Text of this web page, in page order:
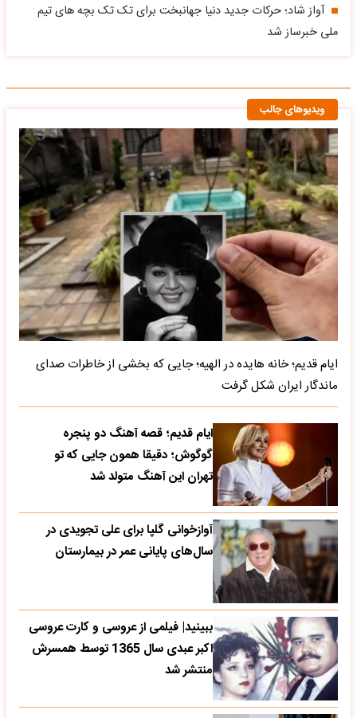
آواز شاد؛ حرکات جدید دنیا جهانبخت برای تک تک بچه های تیم
ملی خبرساز شد
ویدیوهای جالب
ایام قدیم؛ خانه هایده در الهیه؛ جایی که بخشی از خاطرات صدای
ماندگار ایران شکل گرفت
ایام قدیم؛ قصه آهنگ دو پنجره
گوگوش؛ دقیقا همون جایی که تو
تهران این آهنگ متولد شد
آوازخوانی گلپا برای علی تجویدی در
سال‌های پایانی عمر در بیمارستان
ببینید| فیلمی از عروسی و کارت عروسی
اکبر عبدی سال 1365 توسط همسرش
منتشر شد